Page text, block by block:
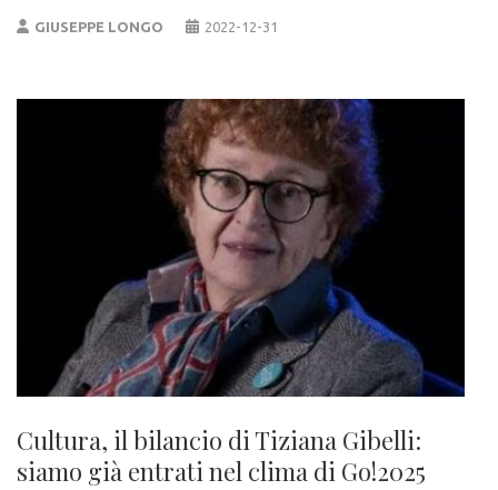
GIUSEPPE LONGO 2022-12-31
Cultura, il bilancio di Tiziana Gibelli:
siamo già entrati nel clima di Go!2025